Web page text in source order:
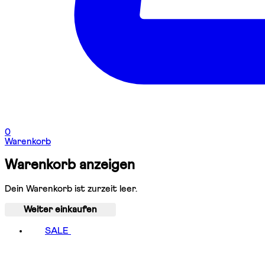
0
Warenkorb
Warenkorb anzeigen
Dein Warenkorb ist zurzeit leer.
Weiter einkaufen
SALE